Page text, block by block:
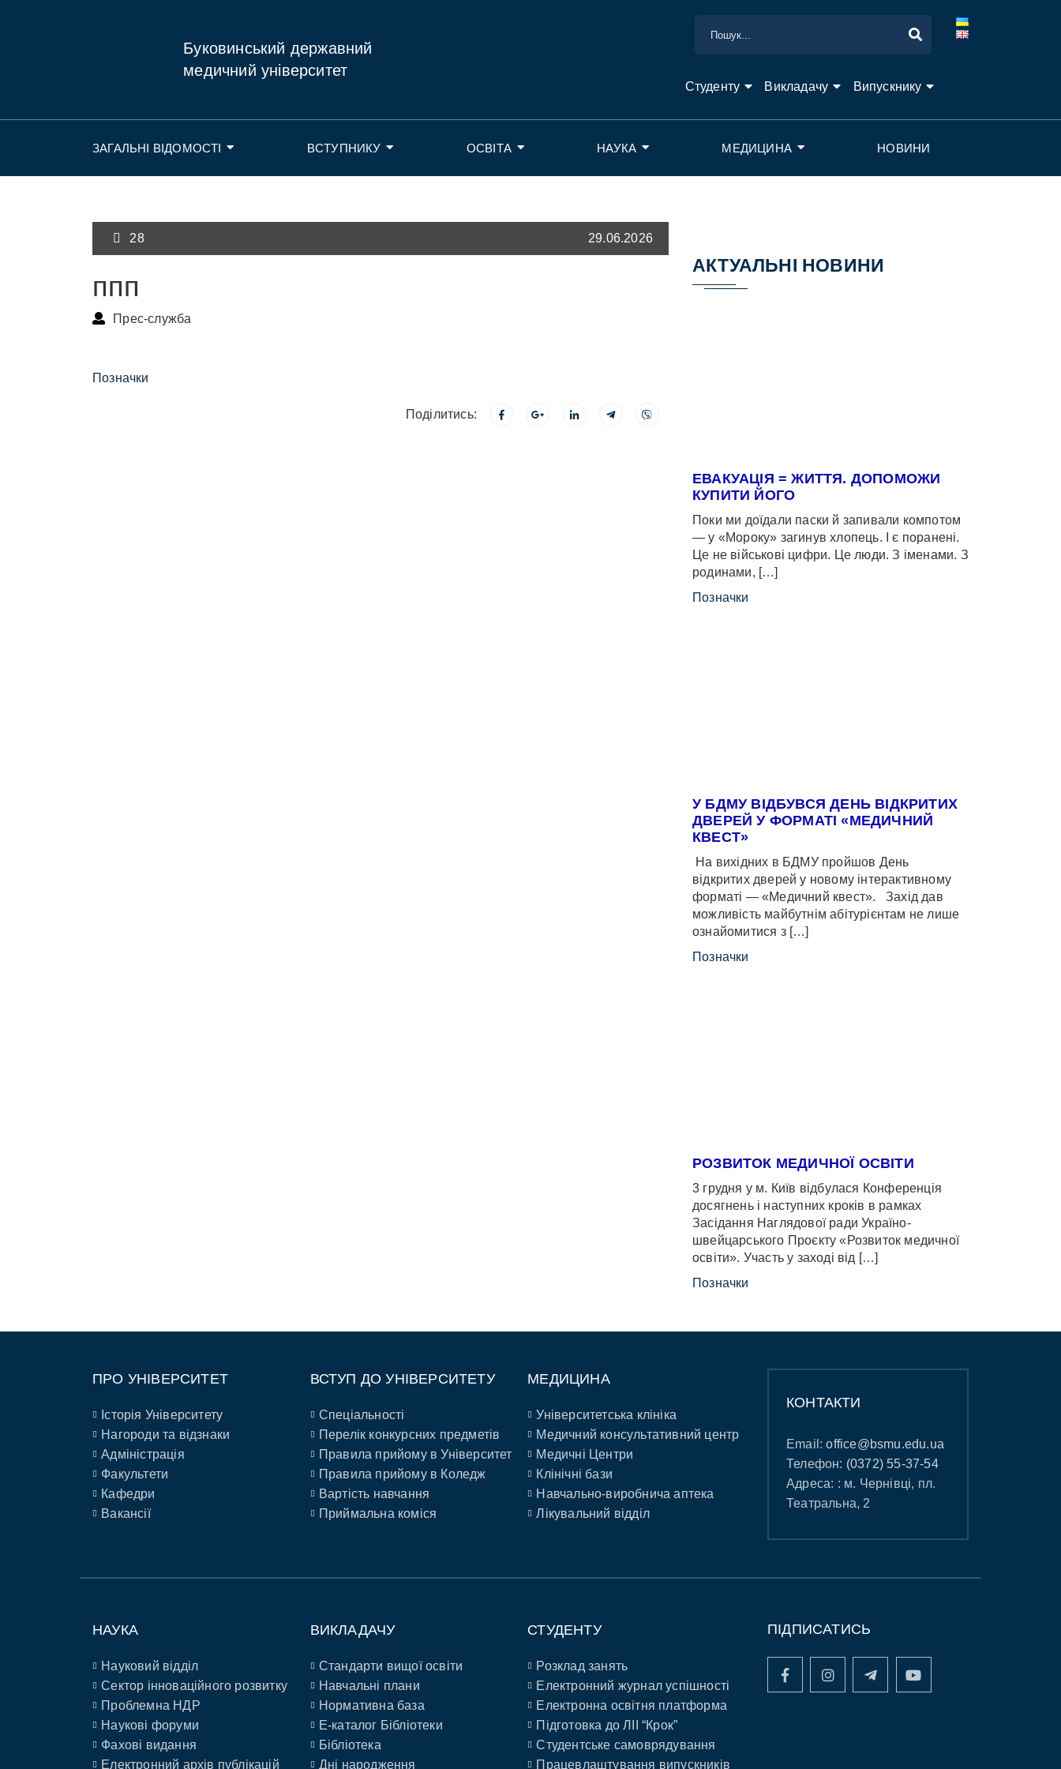
Буковинський державний
медичний університет
Студенту Викладачу Випускнику
ЗАГАЛЬНІ ВІДОМОСТІ ВСТУПНИКУ ОСВІТА НАУКА МЕДИЦИНА НОВИНИ
28 29.06.2026
ппп
Прес-служба
Позначки
Поділитись:
АКТУАЛЬНІ НОВИНИ
ЕВАКУАЦІЯ = ЖИТТЯ. ДОПОМОЖИ
КУПИТИ ЙОГО
Поки ми доїдали паски й запивали компотом
— у «Мороку» загинув хлопець. І є поранені.
Це не військові цифри. Це люди. З іменами. З
родинами, […]
Позначки
У БДМУ ВІДБУВСЯ ДЕНЬ ВІДКРИТИХ
ДВЕРЕЙ У ФОРМАТІ «МЕДИЧНИЙ
КВЕСТ»
На вихідних в БДМУ пройшов День
відкритих дверей у новому інтерактивному
форматі — «Медичний квест». Захід дав
можливість майбутнім абітурієнтам не лише
ознайомитися з […]
Позначки
РОЗВИТОК МЕДИЧНОЇ ОСВІТИ
3 грудня у м. Київ відбулася Конференція
досягнень і наступних кроків в рамках
Засідання Наглядової ради Україно-
швейцарського Проєкту «Розвиток медичної
освіти». Участь у заході від […]
Позначки
ПРО УНІВЕРСИТЕТ
Історія Університету
Нагороди та відзнаки
Адміністрація
Факультети
Кафедри
Вакансії
ВСТУП ДО УНІВЕРСИТЕТУ
Спеціальності
Перелік конкурсних предметів
Правила прийому в Університет
Правила прийому в Коледж
Вартість навчання
Приймальна коміся
МЕДИЦИНА
Університетська клініка
Медичний консультативний центр
Медичні Центри
Клінічні бази
Навчально-виробнича аптека
Лікувальний відділ
КОНТАКТИ
Email:office@bsmu.edu.ua
Телефон: (0372) 55-37-54
Адреса: : м. Чернівці, пл.
Театральна, 2
НАУКА
Науковий відділ
Сектор інноваційного розвитку
Проблемна НДР
Наукові форуми
Фахові видання
Електронний архів публікацій
ВИКЛАДАЧУ
Стандарти вищої освіти
Навчальні плани
Нормативна база
E-каталог Бібліотеки
Бібліотека
Дні народження
СТУДЕНТУ
Розклад занять
Електронний журнал успішності
Електронна освітня платформа
Підготовка до ЛІІ “Крок”
Студентське самоврядування
Працевлаштування випускників
ПІДПИСАТИСЬ